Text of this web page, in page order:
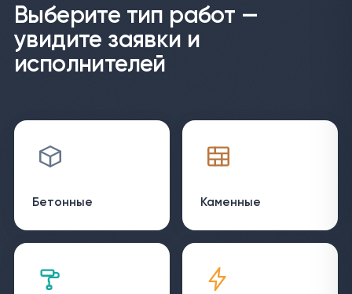
Выберите тип работ —
увидите заявки и
исполнителей
Бетонные Каменные